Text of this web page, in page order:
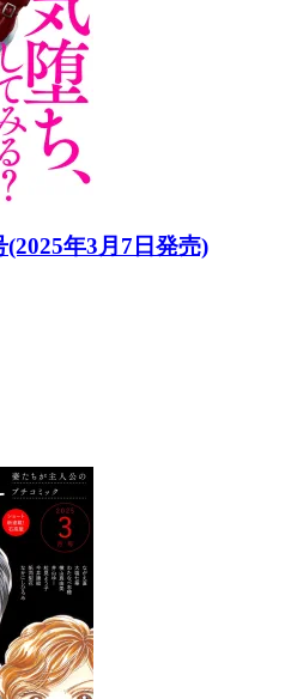
年3月7日発売)